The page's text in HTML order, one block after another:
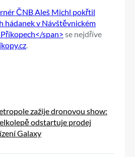
ČNB Aleš Michl pokřtil
hádanek v Návštěvnickém
span> se nejdříve
zažije dronovou show:
odstartuje prodej
Galaxy